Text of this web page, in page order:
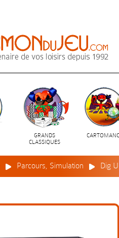
GRANDS
CLASSIQUES
Parcours, Simulation Dig